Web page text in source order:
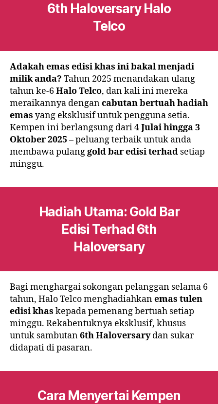
6th Haloversary Halo
Telco
Adakah emas edisi khas ini bakal menjadi
milik anda? Tahun 2025 menandakan ulang
tahun ke-6Halo Telco, dan kali ini mereka
meraikannya dengancabutan bertuah hadiah
emas yang eksklusif untuk pengguna setia.
Kempen ini berlangsung dari4 Julai hingga 3
Oktober 2025 – peluang terbaik untuk anda
membawa pulanggold bar edisi terhad setiap
minggu.
Hadiah Utama: Gold Bar
Edisi Terhad 6th
Haloversary
Bagi menghargai sokongan pelanggan selama 6
tahun, Halo Telco menghadiahkanemas tulen
edisi khas kepada pemenang bertuah setiap
minggu. Rekabentuknya eksklusif, khusus
untuk sambutan6th Haloversarydan sukar
didapati di pasaran.
Cara Menyertai Kempen